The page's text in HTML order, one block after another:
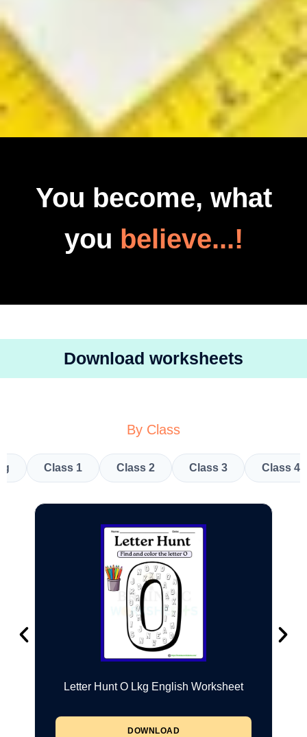
You become, what
you believe...!
Download worksheets
By Class
Class 1 Class 2 Class 3 Class 4
Letter Hunt O Lkg English Worksheet
DOWNLOAD